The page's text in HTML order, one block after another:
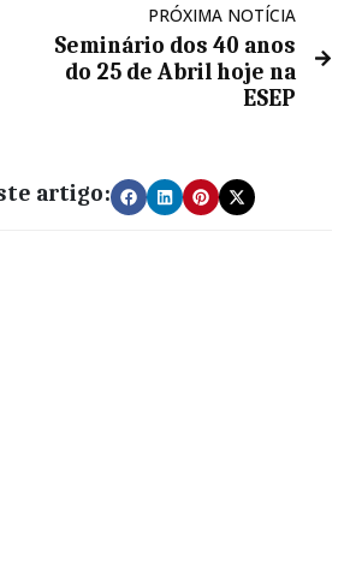
PRÓXIMA NOTÍCIA
Seminário dos 40 anos
do 25 de Abril hoje na
ESEP
artigo: